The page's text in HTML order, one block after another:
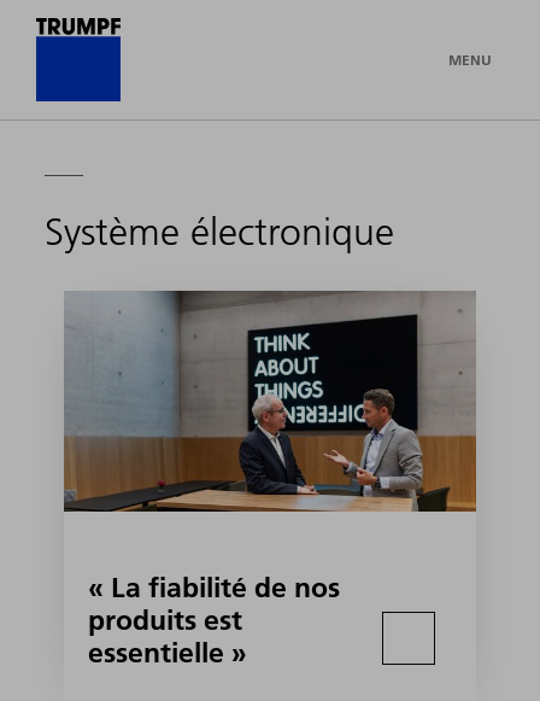
MENU
Système électronique
« La fiabilité de nos
produits est
essentielle »